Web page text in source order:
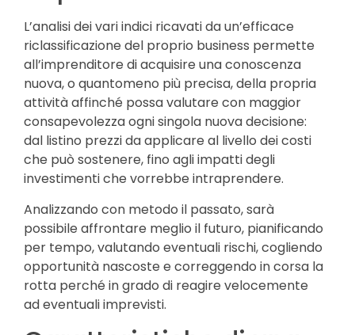
L’analisi dei vari indici ricavati da un’efficace
riclassificazione del proprio business permette
all’imprenditore di acquisire una conoscenza
nuova, o quantomeno più precisa, della propria
attività affinché possa valutare con maggior
consapevolezza ogni singola nuova decisione:
dal listino prezzi da applicare al livello dei costi
che può sostenere, fino agli impatti degli
investimenti che vorrebbe intraprendere.
Analizzando con metodo il passato, sarà
possibile affrontare meglio il futuro, pianificando
per tempo, valutando eventuali rischi, cogliendo
opportunità nascoste e correggendo in corsa la
rotta perché in grado di reagire velocemente
ad eventuali imprevisti.